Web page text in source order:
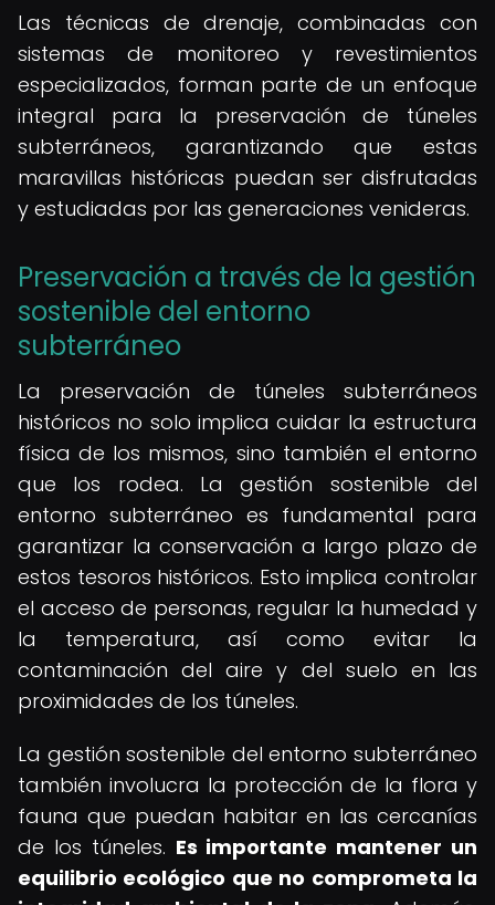
Las técnicas de drenaje, combinadas con
sistemas de monitoreo y revestimientos
especializados, forman parte de un enfoque
integral para la preservación de túneles
subterráneos, garantizando que estas
maravillas históricas puedan ser disfrutadas
y estudiadas por las generaciones venideras.
Preservación a través de la gestión
sostenible del entorno
subterráneo
La preservación de túneles subterráneos
históricos no solo implica cuidar la estructura
física de los mismos, sino también el entorno
que los rodea. La gestión sostenible del
entorno subterráneo es fundamental para
garantizar la conservación a largo plazo de
estos tesoros históricos. Esto implica controlar
el acceso de personas, regular la humedad y
la temperatura, así como evitar la
contaminación del aire y del suelo en las
proximidades de los túneles.
La gestión sostenible del entorno subterráneo
también involucra la protección de la flora y
fauna que puedan habitar en las cercanías
de los túneles. Es importante mantener un
equilibrio ecológico que no comprometa la